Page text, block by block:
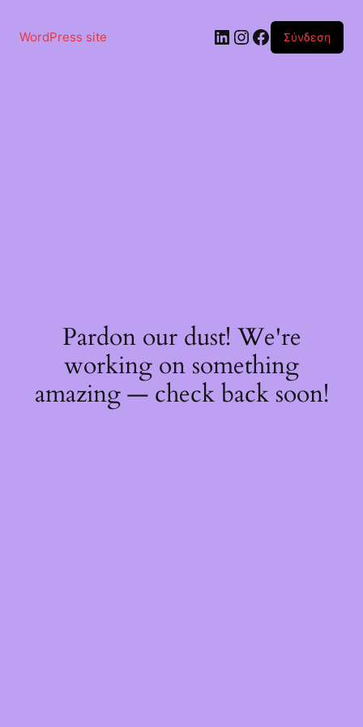
περιεχόμενο
WordPress site Linkedin
Instagram
Facebook
Σύνδεση
Pardon our dust! We're
working on something
amazing — check back soon!